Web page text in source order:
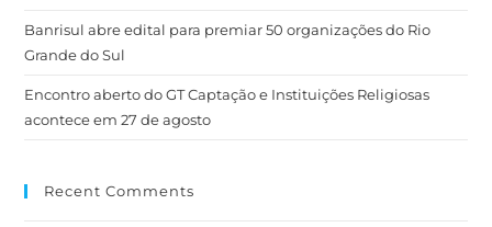
Banrisul abre edital para premiar 50 organizações do Rio
Grande do Sul
Encontro aberto do GT Captação e Instituições Religiosas
acontece em 27 de agosto
Recent Comments